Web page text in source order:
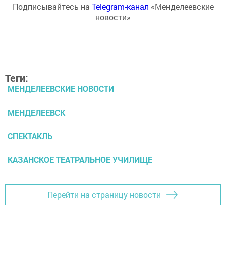
Подписывайтесь на Telegram-канал «Менделеевские
новости»
Теги:
МЕНДЕЛЕЕВСКИЕ НОВОСТИ
МЕНДЕЛЕЕВСК
СПЕКТАКЛЬ
КАЗАНСКОЕ ТЕАТРАЛЬНОЕ УЧИЛИЩЕ
Перейти на страницу новости